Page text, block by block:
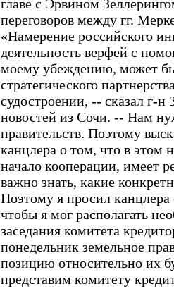
главе с Эрвином
переговоров между гг.
«Намерение российского
деятельность верфей с
моему убеждению, может
стратегического
судостроении, -- сказал г-н
новостей из Сочи. -- Нам
правительств. Поэтому
канцлера о том, что в этом
начало кооперации, имеет
важно знать, какие
Поэтому я просил канцлера
чтобы я мог располагать
заседания комитета
понедельник земельное
позицию относительно их
представим комитету